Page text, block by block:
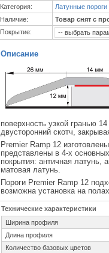
Категория:
Латунные
Наличие:
Товар снят с
Покрытие:
Описание
поверхность узкой гранью
двусторонний скотч,
Premier Ramp 12
представлены в 4-х
покрытия: античная латунь,
матовая латунь.
Пороги Premier Ramp 12
возможна установка на
Технические характеристики
Ширина профиля
Длина профиля
Количество базовых цветов